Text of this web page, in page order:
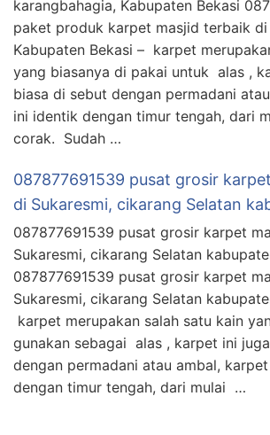
karangbahagia, Kabupaten Bekasi
paket produk karpet masjid terbaik di
Kabupaten Bekasi – karpet
yang biasanya di pakai untuk alas ,
biasa di sebut dengan permadani
ini identik dengan timur tengah, dari
corak. Sudah …
087877691539 pusat grosir
di Sukaresmi, cikarang Selatan
087877691539 pusat grosir karpet
Sukaresmi, cikarang Selatan
087877691539 pusat grosir karpet
Sukaresmi, cikarang Selatan
karpet merupakan salah satu kain
gunakan sebagai alas , karpet ini
dengan permadani atau ambal,
dengan timur tengah, dari mulai …